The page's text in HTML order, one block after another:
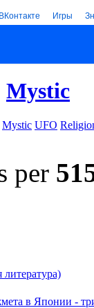
ВКонтакте Игры
Mystic
Mystic UFO
per
в Японии -